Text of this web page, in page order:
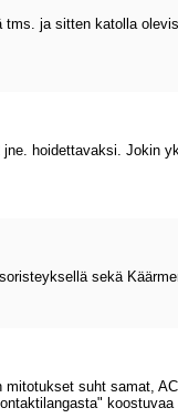
ja sitten katolla
hoidettavaksi. Jokin
sekä
suht samat,